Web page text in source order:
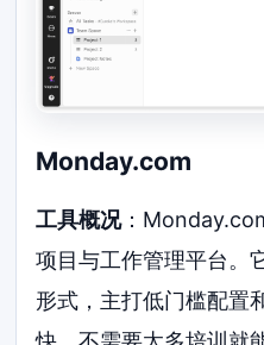
Monday.com
工具概况：
项目与工作管理平台。
形式，主打低门槛配置